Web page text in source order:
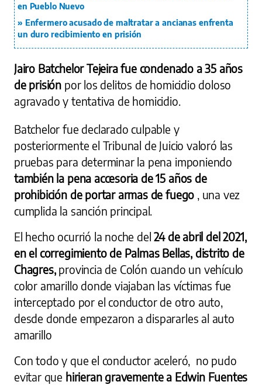
en Pueblo Nuevo
Enfermero acusado de maltratar a ancianas enfrenta
un duro recibimiento en prisión
Jairo Batchelor Tejeira fue condenado a 35 años
de prisión por los delitos de homicidio doloso
agravado y tentativa de homicidio.
Batchelor fue declarado culpable y
posteriormente el Tribunal de Juicio valoró las
pruebas para determinar la pena imponiendo
también la pena accesoria de 15 años de
prohibición de portar armas de fuego , una vez
cumplida la sanción principal.
El hecho ocurrió la noche del24 de abril del 2021,
en el corregimiento de Palmas Bellas, distrito de
Chagres, provincia de Colón cuando un vehículo
color amarillo donde viajaban las víctimas fue
interceptado por el conductor de otro auto,
desde donde empezaron a dispararles al auto
amarillo
Con todo y que el conductor aceleró, no pudo
evitar que hirieran gravemente a Edwin Fuentes